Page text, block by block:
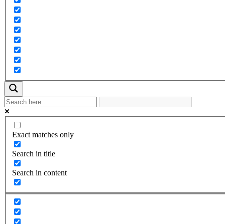
Exact matches only
Search in title
Search in content